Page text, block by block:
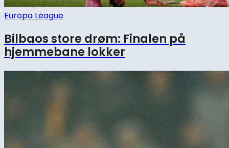
Europa League
Bilbaos store drøm: Finalen på
hjemmebane lokker